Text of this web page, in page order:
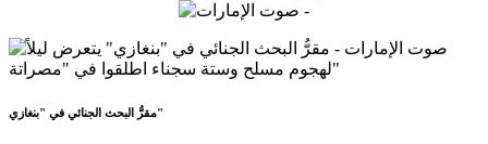
مقرُّ البحث الجنائي في "بنغازي"